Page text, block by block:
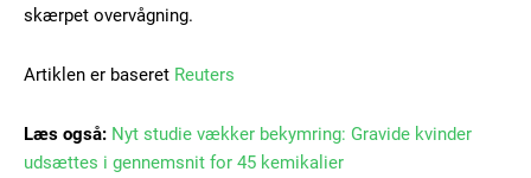
Praesent euismod ac
Nullam eu erat condimentum
Donec quis est ac felis
skærpet overvågning.
Artiklen er baseret Reuters
Læs også: Nyt studie vækker bekymring: Gravide kvinder
udsættes i gennemsnit for 45 kemikalier